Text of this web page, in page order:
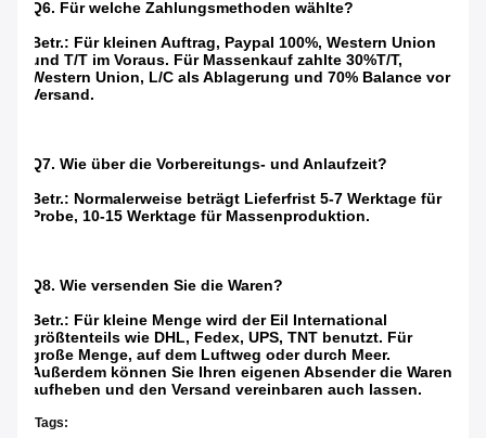
Q6. Für welche Zahlungsmethoden wählte?
Betr.: Für kleinen Auftrag, Paypal 100%, Western Union
und T/T im Voraus. Für Massenkauf zahlte 30%T/T,
Western Union, L/C als Ablagerung und 70% Balance vor
Versand.
Q7. Wie über die Vorbereitungs- und Anlaufzeit?
Betr.: Normalerweise beträgt Lieferfrist 5-7 Werktage für
Probe, 10-15 Werktage für Massenproduktion.
Q8. Wie versenden Sie die Waren?
Betr.: Für kleine Menge wird der Eil International
größtenteils wie DHL, Fedex, UPS, TNT benutzt. Für
große Menge, auf dem Luftweg oder durch Meer.
Außerdem können Sie Ihren eigenen Absender die Waren
aufheben und den Versand vereinbaren auch lassen.
Tags: